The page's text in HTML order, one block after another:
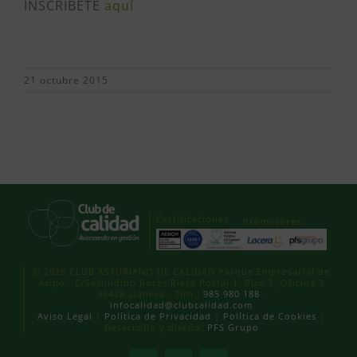
INSCRÍBETE aquí
21 octubre 2015
Certificaciones Promotores
© 2026 CLUB ASTURIANO DE CALIDAD Parque Empresarial de
Asipo · C/Secundino Roces Riera Portal 1, Piso 2, Oficina 3
33428 Llanera · Tlfn.: 985 980 188
infocalidad@clubcalidad.com
Aviso Legal
Política de Privacidad Política de Cookies
Desarrollo y diseño:
PFS Grupo